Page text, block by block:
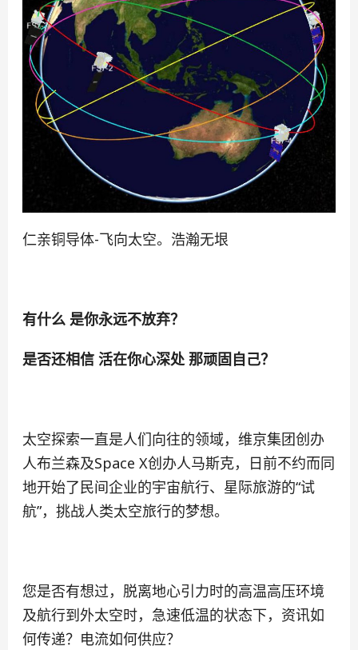
仁亲铜导体-飞向太空。浩瀚无垠
有什么 是你永远不放弃？
是否还相信 活在你心深处 那顽固自己？
太空探索一直是人们向往的领域，维京集团创办
人布兰森及Space X创办人马斯克，日前不约而同
地开始了民间企业的宇宙航行、星际旅游的“试
航”，挑战人类太空旅行的梦想。
您是否有想过，脱离地心引力时的高温高压环境
及航行到外太空时，急速低温的状态下，资讯如
何传递？电流如何供应？